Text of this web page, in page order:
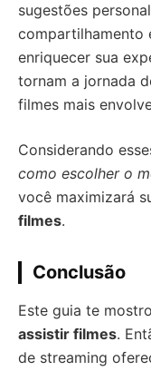
sugestões
compartilhamento
enriquecer sua
tornam a jornada
filmes mais
Considerando
como escolher o
você maximizará
filmes.
Conclusão
Este guia te
assistir filmes.
de streaming